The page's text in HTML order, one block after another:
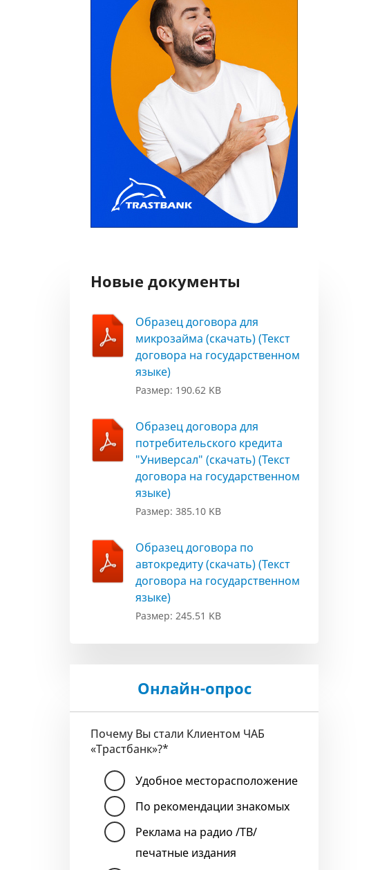
Новые документы
Образец договора для
микрозайма (скачать) (Текст
договора на государственном
языке)
Размер: 190.62 KB
Образец договора для
потребительского кредита
"Универсал" (скачать) (Текст
договора на государственном
языке)
Размер: 385.10 KB
Образец договора по
автокредиту (скачать) (Текст
договора на государственном
языке)
Размер: 245.51 KB
Онлайн-опрос
Почему Вы стали Клиентом ЧАБ
«Трастбанк»?*
Удобное месторасположение
По рекомендации знакомых
Реклама на радио /ТВ/
печатные издания